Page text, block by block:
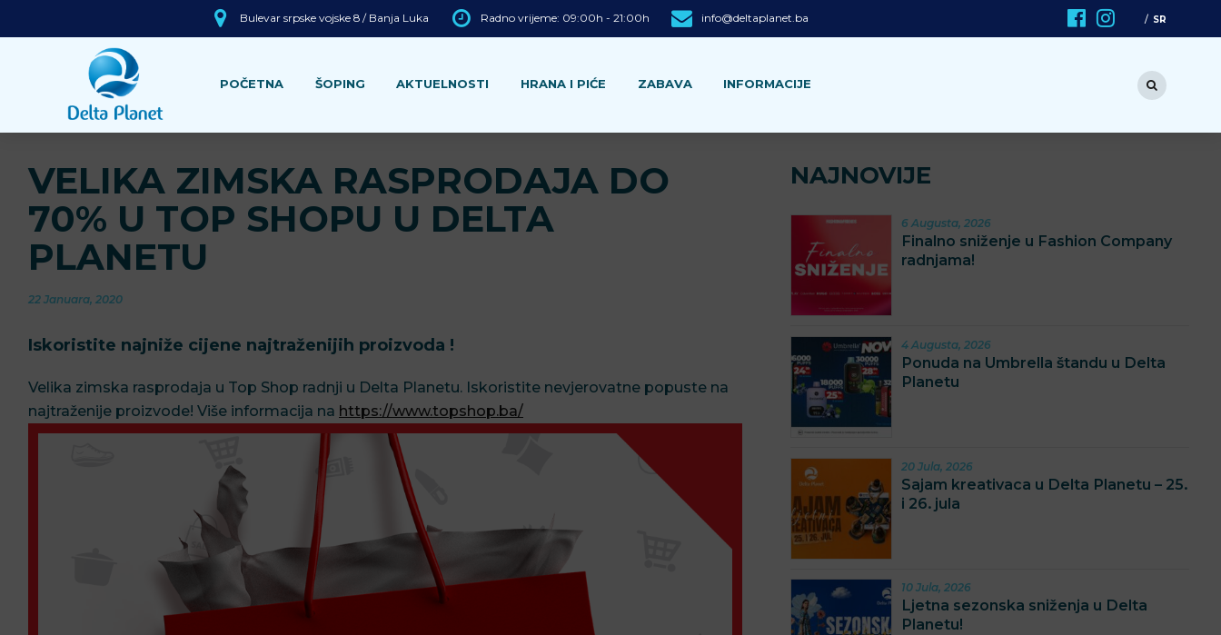
Bulevar srpske vojske 8 / Banja Luka Radno vrijeme: 09:00h - 21:00h info@deltaplanet.ba SR
POČETNA ŠOPING AKTUELNOSTI HRANA I PIĆE ZABAVA INFORMACIJE
VELIKA ZIMSKA RASPRODAJA DO
70% U TOP SHOPU U DELTA
PLANETU
22 Januara, 2020
Iskoristite najniže cijene najtraženijih proizvoda !
Velika zimska rasprodaja u Top Shop radnji u Delta Planetu. Iskoristite nevjerovatne popuste na
najtraženije proizvode! Više informacija na https://www.topshop.ba/
NAJNOVIJE
6 Augusta, 2026
Finalno sniženje u Fashion Company
radnjama!
4 Augusta, 2026
Ponuda na Umbrella štandu u Delta
Planetu
20 Jula, 2026
Sajam kreativaca u Delta Planetu – 25.
i 26. jula
10 Jula, 2026
Ljetna sezonska sniženja u Delta
Planetu!